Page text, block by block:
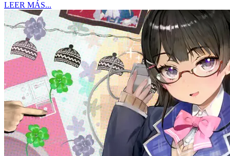
LEER MÁS...